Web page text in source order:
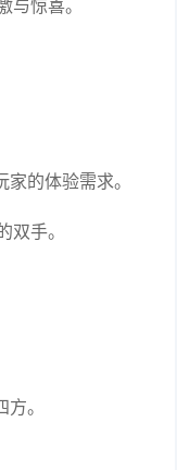
惊喜。
的体验需求。
手。
。